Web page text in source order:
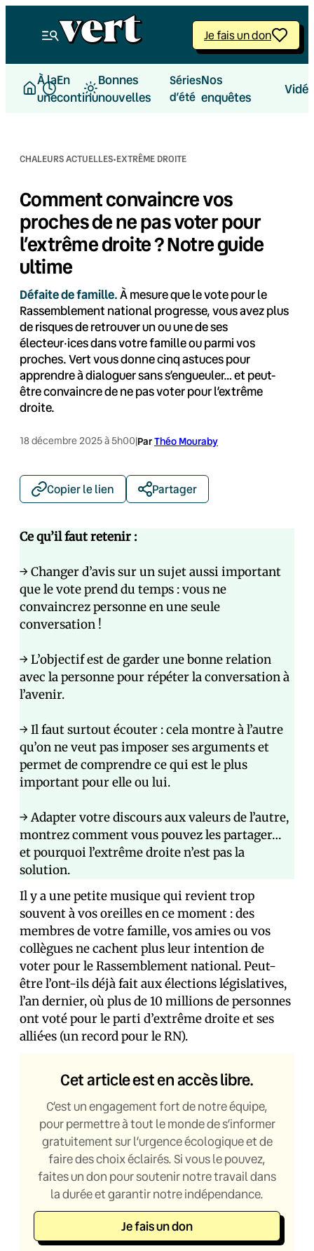
Je fais un don
À la
une
En
continu
Bonnes
nouvelles
Séries
d’été
Nos
enquêtes
CHALEURS ACTUELLES·EXTRÊME DROITE
Comment convaincre vos
proches de ne pas voter pour
l’extrême droite ? Notre guide
ultime
Défaite de famille.À mesure que le vote pour le
Rassemblement national progresse, vous avez plus
de risques de retrouver un ou une de ses
électeur·ices dans votre famille ou parmi vos
proches. Vert vous donne cinq astuces pour
apprendre à dialoguer sans s’engueuler… et peut-
être convaincre de ne pas voter pour l’extrême
droite.
18 décembre 2025 à 5h00|ParThéo Mouraby
Copier le lien Partager
Ce qu’il faut retenir :
→ Changer d’avis sur un sujet aussi important
que le vote prend du temps : vous ne
convaincrez personne en une seule
conversation !
→ L’objectif est de garder une bonne relation
avec la personne pour répéter la conversation à
l’avenir.
→ Il faut surtout écouter : cela montre à l’autre
qu’on ne veut pas imposer ses arguments et
permet de comprendre ce qui est le plus
important pour elle ou lui.
→ Adapter votre discours aux valeurs de l’autre,
montrez comment vous pouvez les partager…
et pourquoi l’extrême droite n’est pas la
solution.
Il y a une petite musique qui revient trop
souvent à vos oreilles en ce moment : des
membres de votre famille, vos ami·es ou vos
collègues ne cachent plus leur intention de
voter pour le Rassemblement national. Peut-
être l’ont-ils déjà fait aux élections législatives,
l’an dernier, où plus de 10 millions de personnes
ont voté pour le parti d’extrême droite et ses
allié·es (un record pour le RN).
Cet article est en accès libre.
C’est un engagement fort de notre équipe,
pour permettre à tout le monde de s’informer
gratuitement sur l’urgence écologique et de
faire des choix éclairés. Si vous le pouvez,
faites un don pour soutenir notre travail dans
la durée et garantir notre indépendance.
Je fais un don